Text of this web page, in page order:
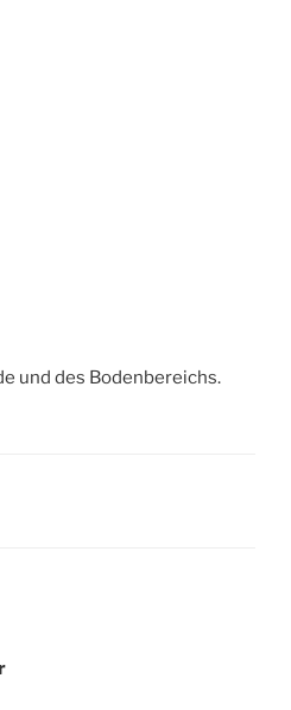
und des Bodenbereichs.